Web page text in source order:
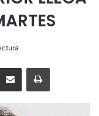
Enviar vía email Imprimir